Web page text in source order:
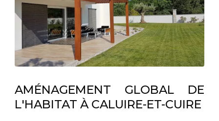
AMÉNAGEMENT GLOBAL DE
L'HABITAT À CALUIRE-ET-CUIRE